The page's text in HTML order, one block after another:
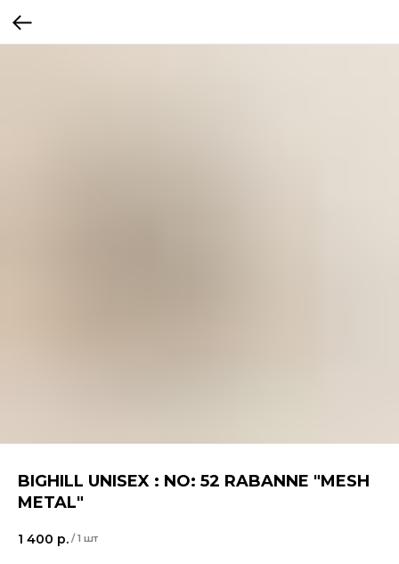
BIGHILL UNISEX : NO: 52 RABANNE "MESH
METAL"
1 400 р. / 1 шт